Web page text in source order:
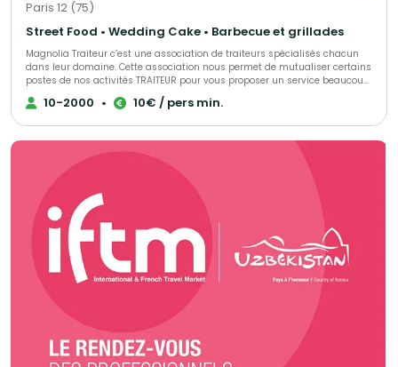
Paris 12 (75)
Street Food • Wedding Cake • Barbecue et grillades
Magnolia Traiteur c’est une association de traiteurs spécialisés chacun
dans leur domaine. Cette association nous permet de mutualiser certains
postes de nos activités TRAITEUR pour vous proposer un service beaucoup
plus performant à tous les niveaux, LES AVANTAGES pour mieux vous
servir : - Un standard commun pour une réponse immédiate à vos
nous vous enverrons. - Une qualité de produits irréprochables (consulter
les centaines d’avis de nos clients sur Magnolia Traiteur) - Les achats de
matières premières de base mutualisées pour des coûts optimisés sur
nos devis - Des frais de publicité partagés pour descendre nos charges
fixes et vous proposer les meilleurs tarifs. - Une offre plus large avec un
seul interlocuteur « Magnolia Traiteur» - Des devis complet avec grâce à
nos partenaires « complémentaires » et spécialistes de l’événementiel,
avec toutes les options en complément que vous désirerez comme : Un
lieu, du matériel de location, de la sonorisation, du personnel de service,
un DJ, un photobooth, une location de verre, des jeux de lumières, etc… - Et
pour finir et surtout grâce à tout cela, vous l’aurez compris …des tarifs
attractifs pour la réalisation de votre événement !!! Magnolia Traiteur c’est
la réalisation de plus de 300 événements chaque année ! Nous vous
invitons à consulter notre site Magnolia Traiteur ou à nous téléphoner
directement pour vous rendre compte de notre efficacité et des choix
multiples que nous vous proposons ! QUELQUES EXEMPLES de ce que nous
pouvons vous apporter : Un buffet traditionnel avec quelques plateaux de
10-2000 • 10€ / pers min.